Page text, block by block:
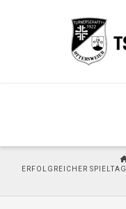
ERFOLGREICHER